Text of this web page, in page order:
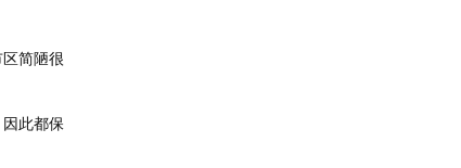
简陋很
此都保